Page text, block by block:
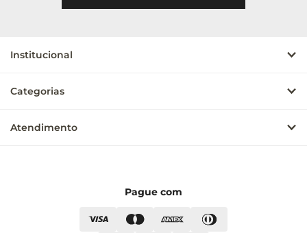
Institucional
Categorias
Atendimento
Pague com